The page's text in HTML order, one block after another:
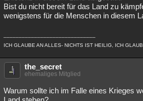
Bist du nicht bereit für das Land zu
wenigstens für die Menschen in diesem
ICH GLAUBE AN ALLES- NICHTS IST HEILIG, ICH
the_secret
ehemaliges Mitglied
Warum sollte ich im Falle eines Krieges